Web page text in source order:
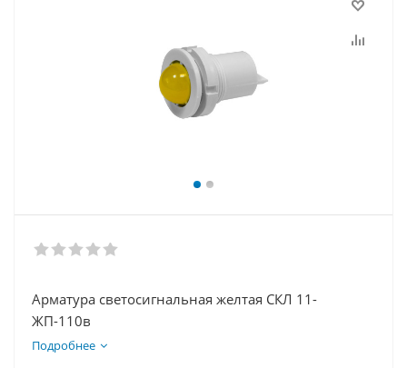
Арматура светосигнальная желтая СКЛ 11-
ЖП-110в
Подробнее